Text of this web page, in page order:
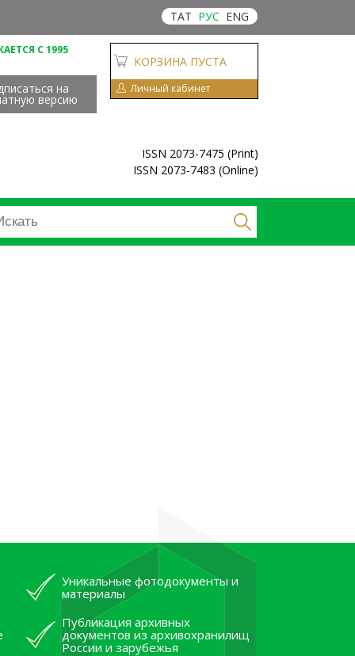
ТАТ РУС ENG
С 1995
на
версию
КОРЗИНА ПУСТА
Личный кабинет
ISSN 2073-7475 (Print)
ISSN 2073-7483 (Online)
Уникальные фотодокументы и
материалы
Публикация архивных
документов из архивохранилищ
России и зарубежья